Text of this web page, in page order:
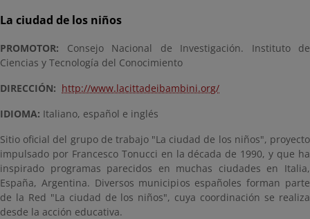
La ciudad de los niños
PROMOTOR: Consejo Nacional de Investigación. Instituto de
Ciencias y Tecnología del Conocimiento
DIRECCIÓN: http://www.lacittadeibambini.org/
IDIOMA: Italiano, español e inglés
Sitio oficial del grupo de trabajo "La ciudad de los niños", proyecto
impulsado por Francesco Tonucci en la década de 1990, y que ha
inspirado programas parecidos en muchas ciudades en Italia,
España, Argentina. Diversos municipios españoles forman parte
de la Red "La ciudad de los niños", cuya coordinación se realiza
desde la acción educativa.